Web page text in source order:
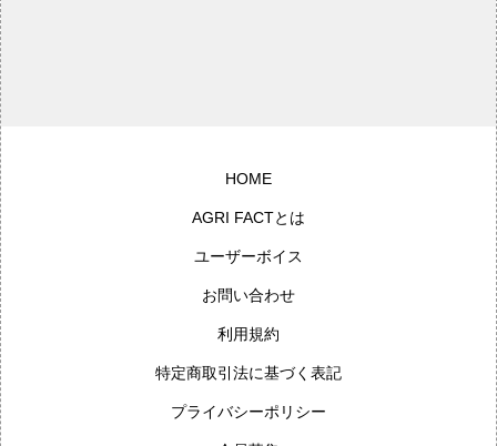
HOME
AGRI FACTとは
ユーザーボイス
お問い合わせ
利用規約
特定商取引法に基づく表記
プライバシーポリシー